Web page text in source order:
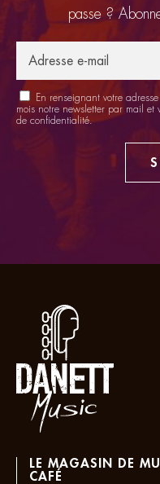
passe ?
En renseignant votre
mois notre newsletter par mail et
de confidentialité.
LE MAGASIN DE
CAFÉ